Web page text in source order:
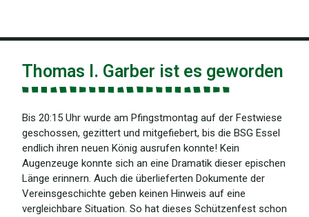
Thomas I. Garber ist es geworden
Bis 20:15 Uhr wurde am Pfingstmontag auf der Festwiese
geschossen, gezittert und mitgefiebert, bis die BSG Essel
endlich ihren neuen König ausrufen konnte! Kein
Augenzeuge konnte sich an eine Dramatik dieser epischen
Länge erinnern. Auch die überlieferten Dokumente der
Vereinsgeschichte geben keinen Hinweis auf eine
vergleichbare Situation. So hat dieses Schützenfest schon